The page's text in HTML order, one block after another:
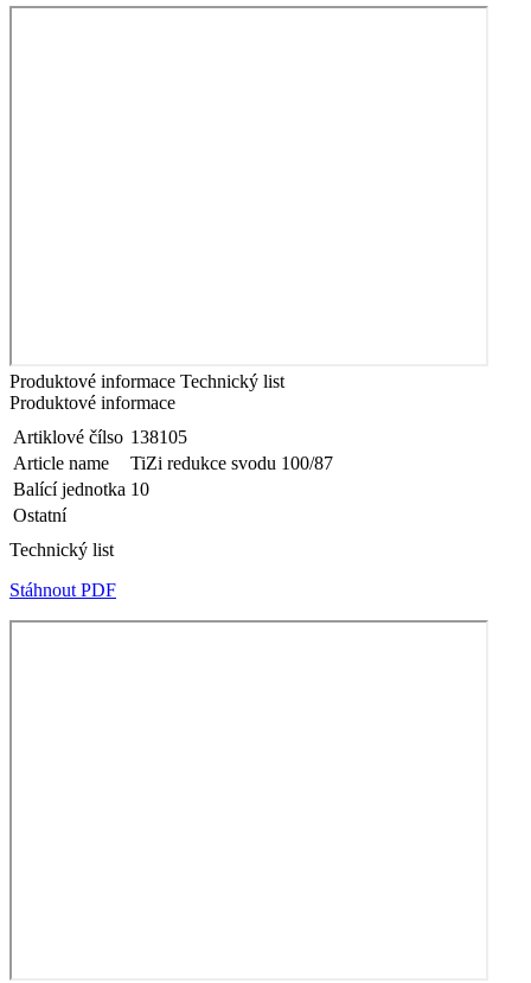
Produktové informace Technický list
Produktové informace
Artiklové čílso 138105
Article name
TiZi redukce svodu 100/87
Balící jednotka 10
Ostatní
Technický list
Stáhnout PDF